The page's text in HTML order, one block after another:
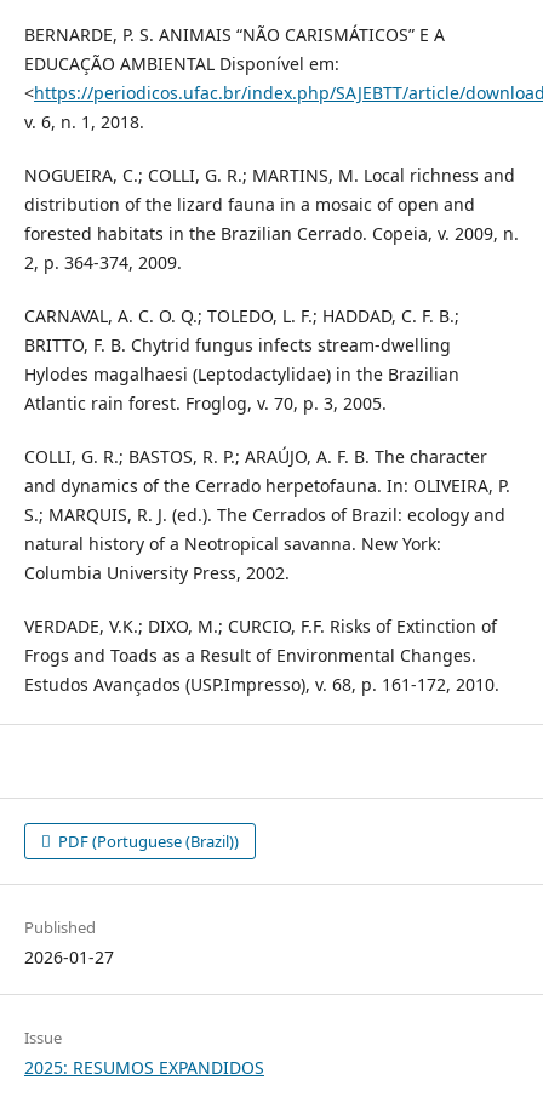
BERNARDE, P. S. ANIMAIS “NÃO CARISMÁTICOS” E A
EDUCAÇÃO AMBIENTAL Disponível em:
<https://periodicos.ufac.br/index.php/SAJEBTT/article/
v. 6, n. 1, 2018.
NOGUEIRA, C.; COLLI, G. R.; MARTINS, M. Local richness and
distribution of the lizard fauna in a mosaic of open and
forested habitats in the Brazilian Cerrado. Copeia, v. 2009, n.
2, p. 364-374, 2009.
CARNAVAL, A. C. O. Q.; TOLEDO, L. F.; HADDAD, C. F. B.;
BRITTO, F. B. Chytrid fungus infects stream-dwelling
Hylodes magalhaesi (Leptodactylidae) in the Brazilian
Atlantic rain forest. Froglog, v. 70, p. 3, 2005.
COLLI, G. R.; BASTOS, R. P.; ARAÚJO, A. F. B. The character
and dynamics of the Cerrado herpetofauna. In: OLIVEIRA, P.
S.; MARQUIS, R. J. (ed.). The Cerrados of Brazil: ecology and
natural history of a Neotropical savanna. New York:
Columbia University Press, 2002.
VERDADE, V.K.; DIXO, M.; CURCIO, F.F. Risks of Extinction of
Frogs and Toads as a Result of Environmental Changes.
Estudos Avançados (USP.Impresso), v. 68, p. 161-172, 2010.
PDF (Portuguese (Brazil))
Published
2026-01-27
Issue
2025: RESUMOS EXPANDIDOS